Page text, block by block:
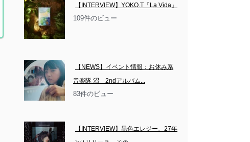
【INTERVIEW】YOKO.T『La Vida』
109件のビュー
【NEWS】イベント情報：お休み系
音楽隊 沼　2ndアルバム...
83件のビュー
【INTERVIEW】黒色エレジー、27年